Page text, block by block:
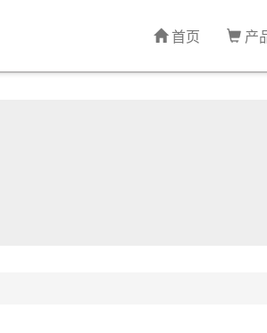
首页 产